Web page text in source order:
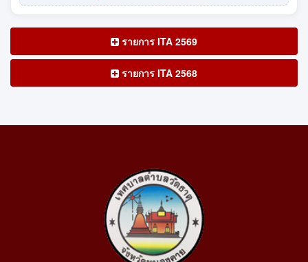
รายการ ITA 2569
รายการ ITA 2568